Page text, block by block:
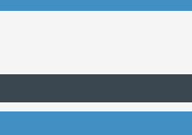
И СНАБЖЕНИЕ